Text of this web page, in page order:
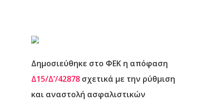
Δημοσιεύθηκε στο ΦΕΚ η απόφαση
Δ15/Δ’/42878 σχετικά με την ρύθμιση
και αναστολή ασφαλιστικών